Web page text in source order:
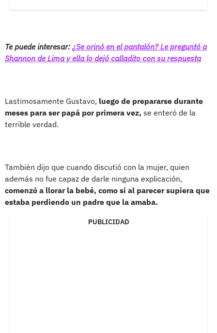
Te puede interesar: ¿Se orinó en el pantalón? Le preguntó a
Shannon de Lima y ella lo dejó calladito con su respuesta
Lastimosamente Gustavo, luego de prepararse durante
meses para ser papá por primera vez, se enteró de la
terrible verdad.
También dijo que cuando discutió con la mujer, quien
además no fue capaz de darle ninguna explicación,
comenzó a llorar la bebé, como si al parecer supiera que
estaba perdiendo un padre que la amaba.
PUBLICIDAD